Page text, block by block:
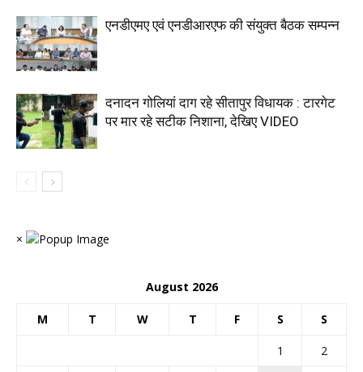
एनडीएमए एवं एनडीआरएफ की संयुक्त बैठक सम्पन्न
दनादन गोलियां दाग रहे सीतापुर विधायक : टारगेट
पर मार रहे सटीक निशाना, देखिए VIDEO
×
August 2026
M T W T F S S
1
2